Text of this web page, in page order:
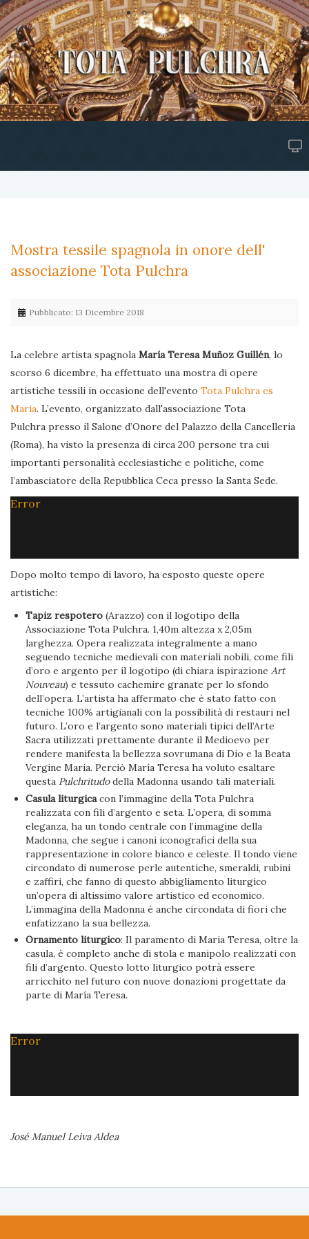
Mostra tessile spagnola in onore dell'
associazione Tota Pulchra
Pubblicato: 13 Dicembre 2018
La celebre artista spagnola María Teresa Muñoz Guillén, lo
scorso 6 dicembre, ha effettuato una mostra di opere
artistiche tessili in occasione dell'evento Tota Pulchra es
Maria. L’evento, organizzato dall'associazione Tota
Pulchra presso il Salone d’Onore del Palazzo della Cancelleria
(Roma), ha visto la presenza di circa 200 persone tra cui
importanti personalità ecclesiastiche e politiche, come
l’ambasciatore della Repubblica Ceca presso la Santa Sede.
Error
Dopo molto tempo di lavoro, ha esposto queste opere
artistiche:
Tapiz respotero (Arazzo) con il logotipo della
Associazione Tota Pulchra. 1,40m altezza x 2,05m
larghezza. Opera realizzata integralmente a mano
seguendo tecniche medievali con materiali nobili, come fili
d’oro e argento per il logotipo (di chiara ispirazioneArt
Nouveau) e tessuto cachemire granate per lo sfondo
dell’opera. L’artista ha affermato che è stato fatto con
tecniche 100% artigianali con la possibilità di restauri nel
futuro. L’oro e l’argento sono materiali tipici dell’Arte
Sacra utilizzati prettamente durante il Medioevo per
rendere manifesta la bellezza sovrumana di Dio e la Beata
Vergine Maria. Perciò María Teresa ha voluto esaltare
questa Pulchritudodella Madonna usando tali materiali.
Casula liturgicacon l’immagine della Tota Pulchra
realizzata con fili d’argento e seta. L’opera, di somma
eleganza, ha un tondo centrale con l’immagine della
Madonna, che segue i canoni iconografici della sua
rappresentazione in colore bianco e celeste. Il tondo viene
circondato di numerose perle autentiche, smeraldi, rubini
e zaffiri, che fanno di questo abbigliamento liturgico
un’opera di altissimo valore artistico ed economico.
L’immagina della Madonna è anche circondata di fiori che
enfatizzano la sua bellezza.
Ornamento liturgico: Il paramento di Maria Teresa, oltre la
casula, è completo anche di stola e manipolo realizzati con
fili d’argento. Questo lotto liturgico potrà essere
arricchito nel futuro con nuove donazioni progettate da
parte di María Teresa.
Error
José Manuel Leiva Aldea